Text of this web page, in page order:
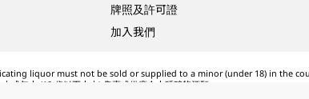
牌照及許可證
加入我們
liquor must not be sold or supplied to a minor (under 18) in the
成年人 (18 歲以下人士) 售賣或供應令人醺醉的酒類。